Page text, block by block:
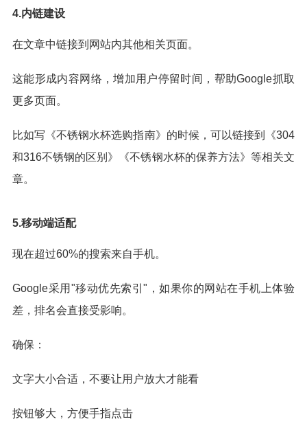
4.内链建设
在文章中链接到网站内其他相关页面。
这能形成内容网络，增加用户停留时间，帮助Google抓取
更多页面。
比如写《不锈钢水杯选购指南》的时候，可以链接到《304
和316不锈钢的区别》《不锈钢水杯的保养方法》等相关文
章。
5.移动端适配
现在超过60%的搜索来自手机。
Google采用"移动优先索引"，如果你的网站在手机上体验
差，排名会直接受影响。
确保：
文字大小合适，不要让用户放大才能看
按钮够大，方便手指点击